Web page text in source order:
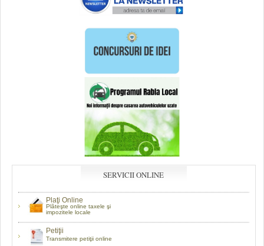
SERVICII ONLINE
Plaţi Online
Plăteşte online taxele şi
impozitele locale
Petiţii
Transmitere petiţii online